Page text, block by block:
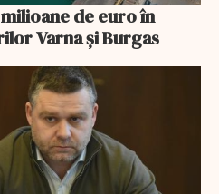
de euro în
Varna și Burgas